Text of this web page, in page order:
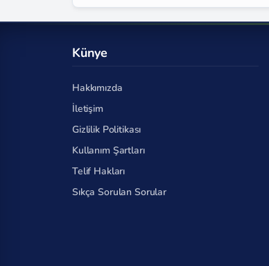
Künye
Hakkımızda
İletişim
Gizlilik Politikası
Kullanım Şartları
Telif Hakları
Sıkça Sorulan Sorular